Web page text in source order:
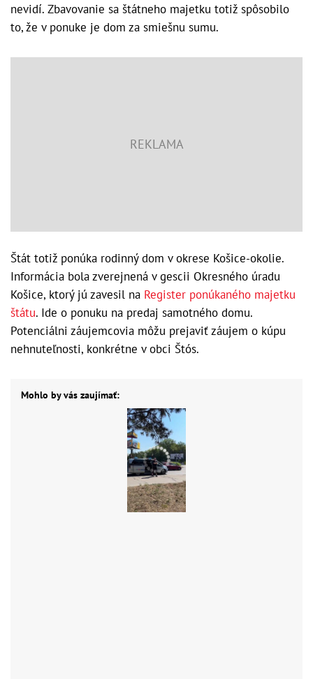
nevidí. Zbavovanie sa štátneho majetku totiž spôsobilo
to, že v ponuke je dom za smiešnu sumu.
Štát totiž ponúka rodinný dom v okrese Košice-okolie.
Informácia bola zverejnená v gescii Okresného úradu
Košice, ktorý jú zavesil na Register ponúkaného majetku
štátu. Ide o ponuku na predaj samotného domu.
Potenciálni záujemcovia môžu prejaviť záujem o kúpu
nehnuteľnosti, konkrétne v obci Štós.
Mohlo by vás zaujímať: